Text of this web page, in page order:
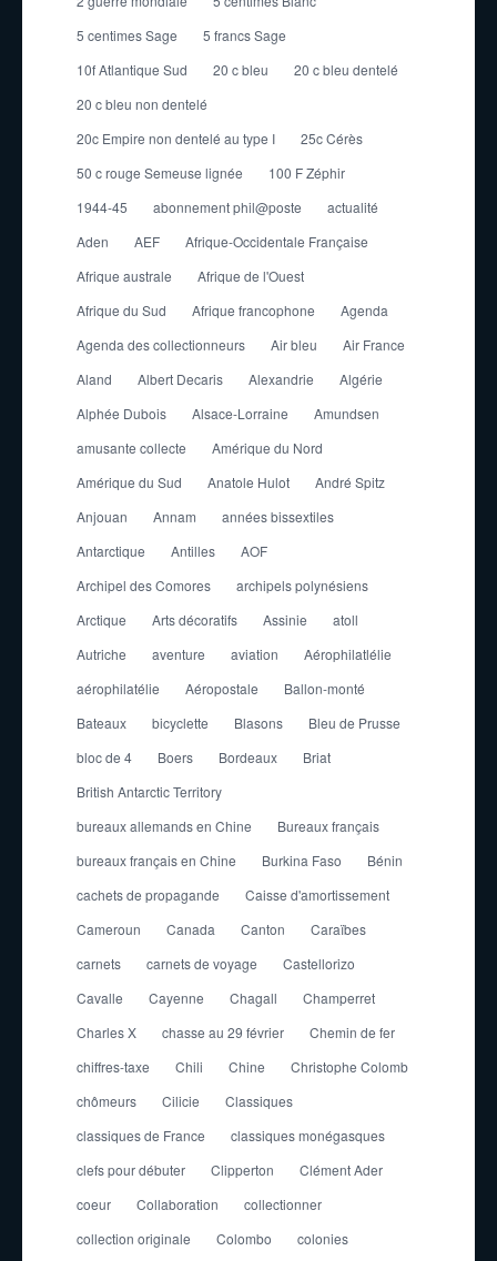
5 centimes Sage
5 francs Sage
10f Atlantique Sud
20 c bleu
20 c bleu dentelé
20 c bleu non dentelé
20c Empire non dentelé au type I
25c Cérès
50 c rouge Semeuse lignée
100 F Zéphir
1944-45
abonnement phil@poste
actualité
Aden
AEF
Afrique-Occidentale Française
Afrique australe
Afrique de l'Ouest
Afrique du Sud
Afrique francophone
Agenda
Agenda des collectionneurs
Air bleu
Air France
Aland
Albert Decaris Alexandrie
Algérie
Alphée Dubois
Alsace-Lorraine
Amundsen
amusante collecte
Amérique du Nord
Amérique du Sud
Anatole Hulot
André Spitz
Anjouan
Annam
années bissextiles
Antarctique
Antilles
AOF
Archipel des Comores
archipels polynésiens
Arctique
Arts décoratifs Assinie
atoll
Autriche
aventure aviation
Aérophilatlélie
aérophilatélie
Aéropostale
Ballon-monté
Bateaux
bicyclette Blasons
Bleu de Prusse
bloc de 4
Boers Bordeaux
Briat
British Antarctic Territory
bureaux allemands en Chine
Bureaux français
bureaux français en Chine
Burkina Faso
Bénin
cachets de propagande
Caisse d'amortissement
Cameroun
Canada Canton
Caraïbes
carnets
carnets de voyage
Castellorizo
Cavalle
Cayenne Chagall
Champerret
Charles X
chasse au 29 février
Chemin de fer
chiffres-taxe
Chili Chine
Christophe Colomb
chômeurs
Cilicie
Classiques
classiques de France
classiques monégasques
clefs pour débuter
Clipperton
Clément Ader
coeur
Collaboration
collectionner
collection originale
Colombo
colonies